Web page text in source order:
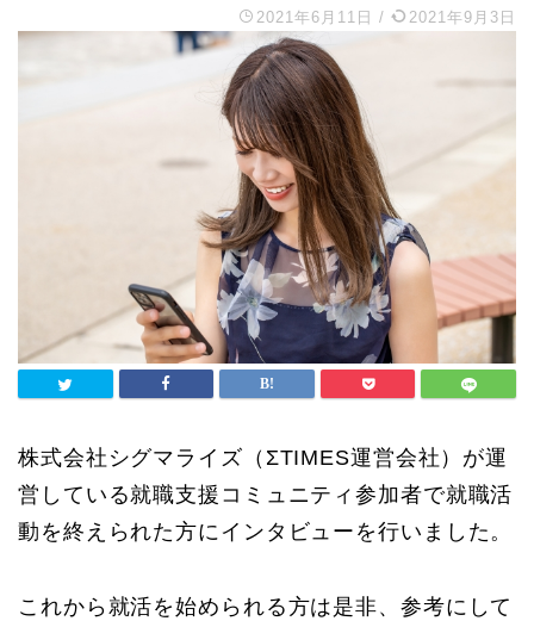
2021年6月11日 / 2021年9月3日
株式会社シグマライズ（ΣTIMES運営会社）が運
営している就職支援コミュニティ参加者で就職活
動を終えられた方にインタビューを行いました。
これから就活を始められる方は是非、参考にして